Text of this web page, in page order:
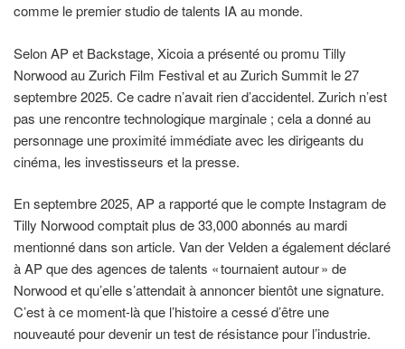
comme le premier studio de talents IA au monde.
Selon AP et Backstage, Xicoia a présenté ou promu Tilly
Norwood au Zurich Film Festival et au Zurich Summit le 27
septembre 2025. Ce cadre n’avait rien d’accidentel. Zurich n’est
pas une rencontre technologique marginale ; cela a donné au
personnage une proximité immédiate avec les dirigeants du
cinéma, les investisseurs et la presse.
En septembre 2025, AP a rapporté que le compte Instagram de
Tilly Norwood comptait plus de 33,000 abonnés au mardi
mentionné dans son article. Van der Velden a également déclaré
à AP que des agences de talents « tournaient autour » de
Norwood et qu’elle s’attendait à annoncer bientôt une signature.
C’est à ce moment-là que l’histoire a cessé d’être une
nouveauté pour devenir un test de résistance pour l’industrie.